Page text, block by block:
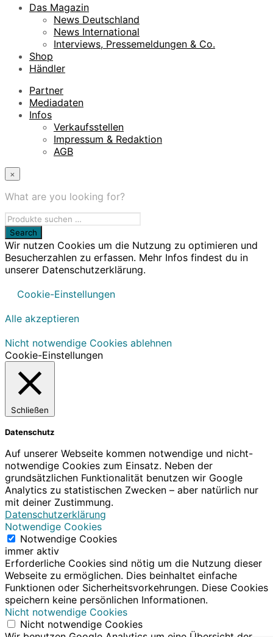
Das Magazin
News Deutschland
News International
Interviews, Pressemeldungen & Co.
Shop
Händler
Partner
Mediadaten
Infos
Verkaufsstellen
Impressum & Redaktion
AGB
×
What are you looking for?
Wir nutzen Cookies um die Nutzung zu optimieren und
Besucherzahlen zu erfassen. Mehr Infos findest du in
unserer Datenschutzerklärung.
Cookie-Einstellungen
Alle akzeptieren
Nicht notwendige Cookies ablehnen
Cookie-Einstellungen
Schließen
Datenschutz
Auf unserer Webseite kommen notwendige und nicht-
notwendige Cookies zum Einsatz. Neben der
grundsätzlichen Funktionalität benutzen wir Google
Analytics zu statistischen Zwecken – aber natürlich nur
mit deiner Zustimmung.
Datenschutzerklärung
Notwendige Cookies
Notwendige Cookies
immer aktiv
Erforderliche Cookies sind nötig um die Nutzung dieser
Webseite zu ermöglichen. Dies beinhaltet einfache
Funktionen oder Sicherheitsvorkehrungen. Diese Cookies
speichern keine persönlichen Informationen.
Nicht notwendige Cookies
Nicht notwendige Cookies